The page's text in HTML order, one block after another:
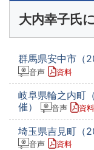
大内幸子氏
群馬県安中市（
音声 資料
岐阜県輪之内町
催）
音声 資料
埼玉県吉見町（
音声 資料